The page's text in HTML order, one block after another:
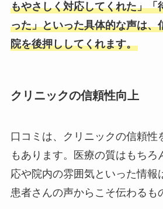
もやさしく対応してくれた」「
った」といった具体的な声は、
院を後押ししてくれます。
クリニックの信頼性向上
口コミは、クリニックの信頼性
もあります。医療の質はもちろ
応や院内の雰囲気といった情報
患者さんの声からこそ伝わるも